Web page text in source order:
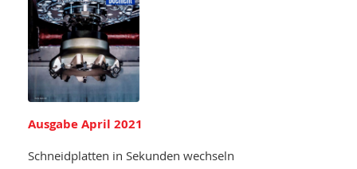
Ausgabe April 2021
Schneidplatten in Sekunden wechseln